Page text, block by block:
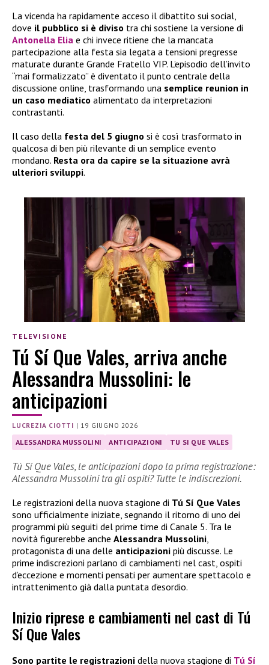
La vicenda ha rapidamente acceso il dibattito sui social,
dove il pubblico si è diviso tra chi sostiene la versione di
Antonella Elia e chi invece ritiene che la mancata
partecipazione alla festa sia legata a tensioni pregresse
maturate durante Grande Fratello VIP. L’episodio dell’invito
“mai formalizzato” è diventato il punto centrale della
discussione online, trasformando una semplice reunion in
un caso mediatico alimentato da interpretazioni
contrastanti.
Il caso della festa del 5 giugno si è così trasformato in
qualcosa di ben più rilevante di un semplice evento
mondano. Resta ora da capire se la situazione avrà
ulteriori sviluppi.
TELEVISIONE
Tú Sí Que Vales, arriva anche
Alessandra Mussolini: le
anticipazioni
LUCREZIA CIOTTI | 19 GIUGNO 2026
ALESSANDRA MUSSOLINI ANTICIPAZIONI TU SI QUE VALES
Tú Sí Que Vales, le anticipazioni dopo la prima registrazione:
Alessandra Mussolini tra gli ospiti? Tutte le indiscrezioni.
Le registrazioni della nuova stagione di Tú Sí Que Vales
sono ufficialmente iniziate, segnando il ritorno di uno dei
programmi più seguiti del prime time di Canale 5. Tra le
novità figurerebbe anche Alessandra Mussolini,
protagonista di una delle anticipazioni più discusse. Le
prime indiscrezioni parlano di cambiamenti nel cast, ospiti
d’eccezione e momenti pensati per aumentare spettacolo e
intrattenimento già dalla puntata d’esordio.
Inizio riprese e cambiamenti nel cast di Tú
Sí Que Vales
Sono partite le registrazioni della nuova stagione di Tú Sí